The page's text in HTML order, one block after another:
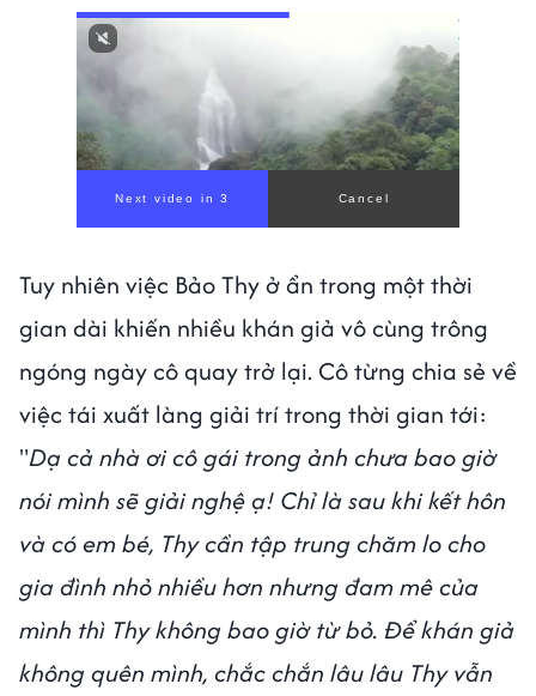
Tuy nhiên việc Bảo Thy ở ẩn trong một thời
gian dài khiến nhiều khán giả vô cùng trông
ngóng ngày cô quay trở lại. Cô từng chia sẻ về
việc tái xuất làng giải trí trong thời gian tới:
"Dạ cả nhà ơi cô gái trong ảnh chưa bao giờ
nói mình sẽ giải nghệ ạ! Chỉ là sau khi kết hôn
và có em bé, Thy cần tập trung chăm lo cho
gia đình nhỏ nhiều hơn nhưng đam mê của
mình thì Thy không bao giờ từ bỏ. Để khán giả
không quên mình, chắc chắn lâu lâu Thy vẫn